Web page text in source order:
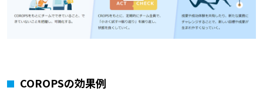
COROPSの効果例